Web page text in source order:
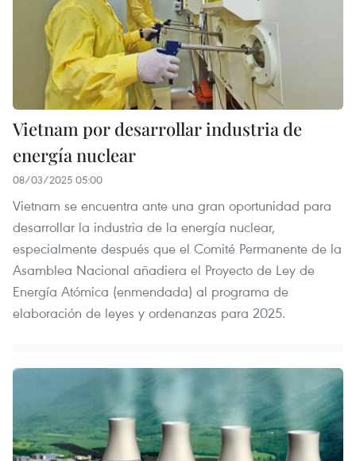
Vietnam por desarrollar industria de
energía nuclear
08/03/2025 05:00
Vietnam se encuentra ante una gran oportunidad para
desarrollar la industria de la energía nuclear,
especialmente después que el Comité Permanente de la
Asamblea Nacional añadiera el Proyecto de Ley de
Energía Atómica (enmendada) al programa de
elaboración de leyes y ordenanzas para 2025.